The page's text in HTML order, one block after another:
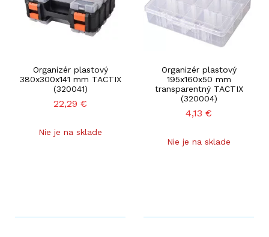
Organizér plastový
380x300x141 mm TACTIX
(320041)
22,29 €
Nie je na sklade
Organizér plastový
195x160x50 mm
transparentný TACTIX
(320004)
4,13 €
Nie je na sklade